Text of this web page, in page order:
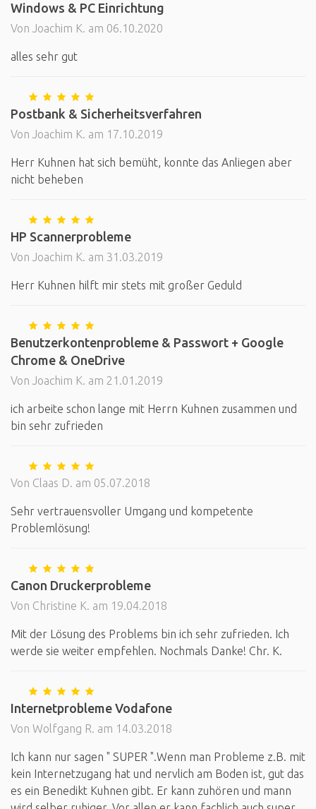
Windows & PC Einrichtung
Von Joachim K. am 06.10.2020
alles sehr gut
Postbank & Sicherheitsverfahren
Von Joachim K. am 17.10.2019
Herr Kuhnen hat sich bemüht, konnte das Anliegen aber
nicht beheben
HP Scannerprobleme
Von Joachim K. am 31.03.2019
Herr Kuhnen hilft mir stets mit großer Geduld
Benutzerkontenprobleme & Passwort + Google
Chrome & OneDrive
Von Joachim K. am 21.01.2019
ich arbeite schon lange mit Herrn Kuhnen zusammen und
bin sehr zufrieden
Von Claas D. am 05.07.2018
Sehr vertrauensvoller Umgang und kompetente
Problemlösung!
Canon Druckerprobleme
Von Christine K. am 19.04.2018
Mit der Lösung des Problems bin ich sehr zufrieden. Ich
werde sie weiter empfehlen. Nochmals Danke! Chr. K.
Internetprobleme Vodafone
Von Wolfgang R. am 14.03.2018
Ich kann nur sagen " SUPER ".Wenn man Probleme z.B. mit
kein Internetzugang hat und nervlich am Boden ist, gut das
es ein Benedikt Kuhnen gibt. Er kann zuhören und mann